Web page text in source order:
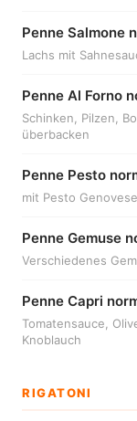
Penne Salmone
Lachs mit
Penne Al Forno
Schinken, Pilzen,
überbacken
Penne Pesto
mit Pesto
Penne Gemuse
Verschiedenes
Penne Capri
Tomatensauce,
Knoblauch
RIGATONI